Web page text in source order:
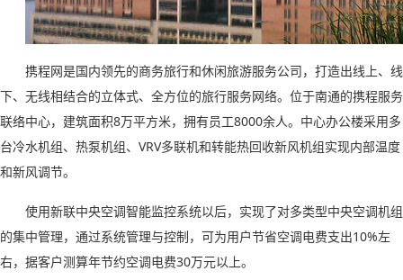
携程网是国内领先的商务旅行和休闲旅游服务公司，打造出线上、线
下、无线相结合的立体式、全方位的旅行服务网络。位于南通的携程服务
联络中心，建筑面积8万平方米，拥有员工8000余人。中心办公楼采用多
台冷水机组、热泵机组、 VRV多联机和转能热回收新风机组实现内部温度
和新风调节。
使用新联中央空调智能监控系统以后，实现了对多类型中央空调机组
的集中管理，通过系统管理与控制，可为用户节省空调电费支出10%左
右，据客户测算年节约空调电费30万元以上。